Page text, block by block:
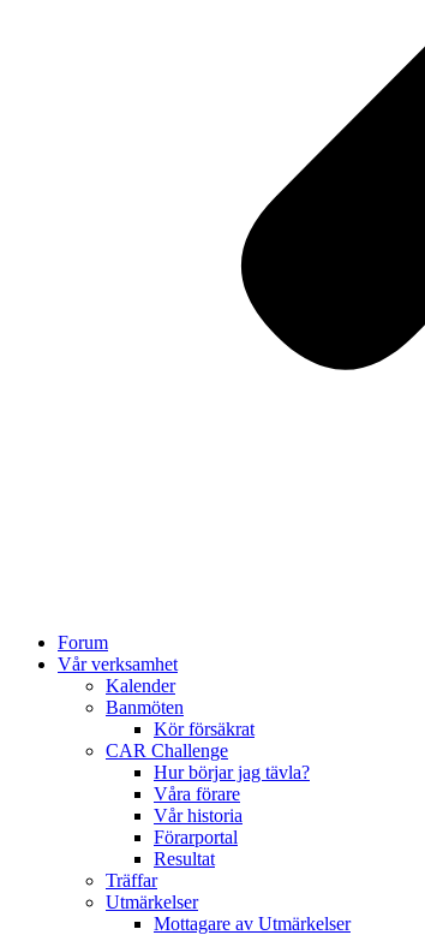
Forum
Vår verksamhet
Kalender
Banmöten
Kör försäkrat
CAR Challenge
Hur börjar jag tävla?
Våra förare
Vår historia
Förarportal
Resultat
Träffar
Utmärkelser
Mottagare av Utmärkelser